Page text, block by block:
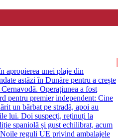
apropierea unei plaje din
astăzi în Dunăre pentru a crește
Operațiunea a fost
pentru premier independent: Cine
un bărbat pe stradă, apoi au
lui. Doi suspecți, reținuți la
spaniolă și gust echilibrat, acum
Noile reguli UE privind ambalajele